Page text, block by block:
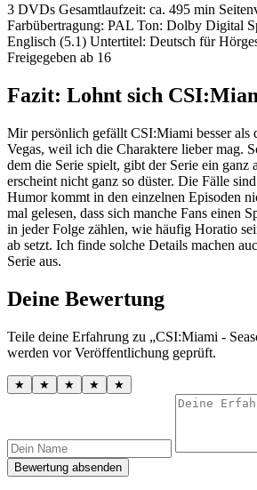
3 DVDs Gesamtlaufzeit: ca. 495 min
Farbübertragung: PAL Ton: Dolby Digital
Englisch (5.1) Untertitel: Deutsch für
Freigegeben ab 16
Fazit: Lohnt sich
Mir persönlich gefällt CSI:Miami besser als
Vegas, weil ich die Charaktere lieber mag.
dem die Serie spielt, gibt der Serie ein ganz
erscheint nicht ganz so düster. Die Fälle
Humor kommt in den einzelnen Episoden
mal gelesen, dass sich manche Fans einen
in jeder Folge zählen, wie häufig Horatio
ab setzt. Ich finde solche Details machen
Serie aus.
Deine Bewertung
Teile deine Erfahrung zu „CSI:Miami -
werden vor Veröffentlichung geprüft.
★ ★ ★ ★ ★
Bewertung absenden